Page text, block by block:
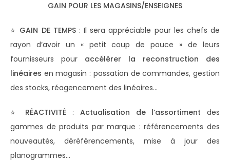
GAIN POUR LES MAGASINS/ENSEIGNES
⭐ GAIN DE TEMPS: Il sera appréciable pour les chefs de
rayon d’avoir un « petit coup de pouce » de leurs
fournisseurs pour accélérer la reconstruction des
linéaires en magasin : passation de commandes, gestion
des stocks, réagencement des linéaires…
⭐ RÉACTIVITÉ : Actualisation de l’assortiment des
gammes de produits par marque : référencements des
nouveautés, déréférencements, mise à jour des
planogrammes…